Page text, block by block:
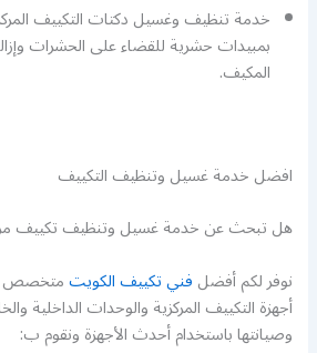
خدمة تنظيف وغسيل دكتات التكييف
بمبيدات حشرية للقضاء على الحشرات
المكيف.
افضل خدمة غسيل وتنظيف التكييف
هل تبحث عن خدمة غسيل وتنظيف تكييف
نوفر لكم أفضلفني تكييف الكويتمتخصص
أجهزة التكييف المركزية والوحدات الداخلية
وصيانتها باستخدام أحدث الأجهزة ونقوم ب: